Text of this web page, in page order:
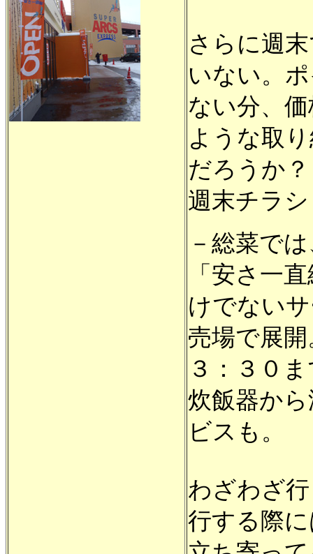
さらに週
いない。
ない分、
ような取
だろうか
週末チラ
－総菜で
「安さ一
けでない
売場で展
３：３０
炊飯器か
ビスも。
わざわざ
行する際